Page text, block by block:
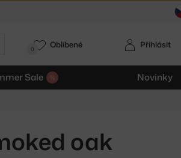
Sale Novinky
Přihlásit
0 Oblíbené
oak